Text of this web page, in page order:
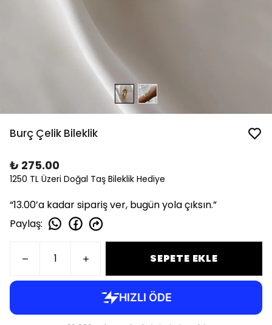
Burç Çelik Bileklik
₺ 275.00
1250 TL Üzeri Doğal Taş Bileklik Hediye
“13.00’a kadar sipariş ver, bugün yola çıksın.”
Paylaş:
SEPETE EKLE